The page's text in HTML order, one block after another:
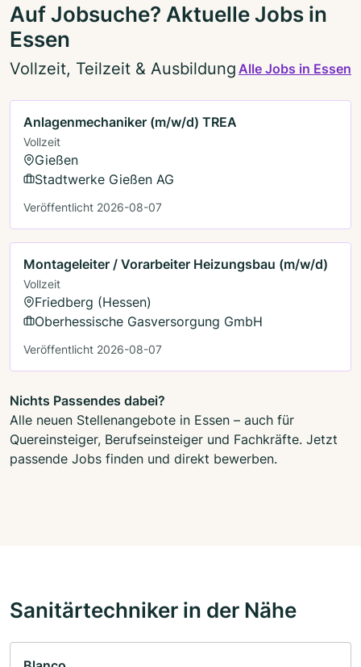
Auf Jobsuche? Aktuelle Jobs in
Essen
Vollzeit, Teilzeit & Ausbildung Alle Jobs in Essen
Anlagenmechaniker (m/w/d) TREA
Vollzeit
Gießen
Stadtwerke Gießen AG
Veröffentlicht 2026-08-07
Montageleiter / Vorarbeiter Heizungsbau (m/w/d)
Vollzeit
Friedberg (Hessen)
Oberhessische Gasversorgung GmbH
Veröffentlicht 2026-08-07
Nichts Passendes dabei?
Alle neuen Stellenangebote in Essen – auch für
Quereinsteiger, Berufseinsteiger und Fachkräfte. Jetzt
passende Jobs finden und direkt bewerben.
Sanitärtechniker in der Nähe